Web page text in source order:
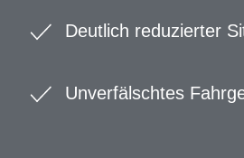
Deutlich reduzierter
Unverfälschtes